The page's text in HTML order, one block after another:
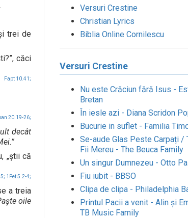
trei de
căci
Fapt 10.41;
20.19-26;
decât
„ştii că
1Pet 5.2-4;
a treia
oile
Versuri Crestine
Christian Lyrics
Biblia Online Cornilescu
Versuri Crestine
Nu este Crăciun fără Isus -
Bretan
În iesle azi - Diana Scridon
Bucurie in suflet - Familia
Se-aude Glas Peste Carpați /
Fii Mereu - The Beuca Family
Un singur Dumnezeu - Otto
Fiu iubit - BBSO
Clipa de clipa - Philadelphia
Printul Pacii a venit - Alin și
TB Music Family